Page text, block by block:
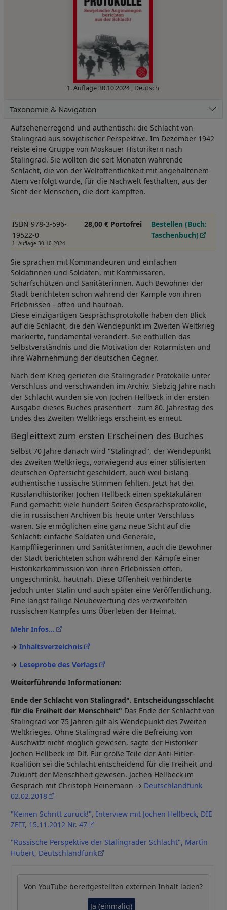
1. Auflage30.10.2024 , Deutsch
Taxonomie & Navigation
Aufsehenerregend und authentisch: die Schlacht von
Stalingrad aus sowjetischer Perspektive. Im Dezember 1942
reiste eine Gruppe von Moskauer Historikern nach
Stalingrad. Sie wollten die seit Monaten währende
Schlacht, die von der Weltöffentlichkeit mit angehaltenem
Atem verfolgt wurde, für die Nachwelt festhalten, aus der
Sicht der Menschen, die dort kämpften.
ISBN 978-3-596-
19522-0
1. Auflage 30.10.2024
28,00 € Portofrei
Bestellen (Buch:
Taschenbuch)
Sie sprachen mit Kommandeuren und einfachen
Soldatinnen und Soldaten, mit Kommissaren,
Scharfschützen und Sanitäterinnen. Auch Bewohner der
Stadt berichteten schon während der Kämpfe von ihren
Erlebnissen - offen und hautnah.
Diese einzigartigen Gesprächsprotokolle haben den Blick
auf die Schlacht, die den Wendepunkt im Zweiten Weltkrieg
markierte, fundamental verändert. Sie enthüllen das
Selbstverständnis und die Motivation der Rotarmisten und
ihre Wahrnehmung der deutschen Gegner.
Nach dem Krieg gerieten die Stalingrader Protokolle unter
Verschluss und verschwanden im Archiv. Siebzig Jahre nach
der Schlacht wurden sie von Jochen Hellbeck in der ersten
Ausgabe dieses Buches präsentiert - zum 80. Jahrestag des
Endes des Zweiten Weltkriegs erscheint es erneut.
Begleittext zum ersten Erscheinen des Buches
Selbst 70 Jahre danach wird "Stalingrad", der Wendepunkt
des Zweiten Weltkriegs, vorwiegend aus einer stilisierten
deutschen Opfersicht geschildert, auch weil bislang
authentische russische Stimmen fehlten. Jetzt hat der
Russlandhistoriker Jochen Hellbeck einen spektakulären
Fund gemacht: viele hundert Seiten Gesprächsprotokolle,
die in russischen Archiven bis heute unter Verschluss
waren. Sie ermöglichen eine ganz neue Sicht auf die
Schlacht: einfache Soldaten und Generäle,
Kampffliegerinnen und Sanitäterinnen, auch die Bewohner
der Stadt berichteten schon während der Kämpfe einer
Historikerkommission von ihren Erlebnissen offen,
ungeschminkt, hautnah. Diese Offenheit verhinderte
jedoch unter Stalin und auch später eine Veröffentlichung.
Eine längst fällige Neubewertung des verzweifelten
russischen Kampfes ums Überleben der Heimat.
Mehr Infos...
Inhaltsverzeichnis
Leseprobe des Verlags
Weiterführende Informationen:
Ende der Schlacht von Stalingrad". Entscheidungsschlacht
für die Freiheit der Menschheit" Das Ende der Schlacht von
Stalingrad vor 75 Jahren gilt als Wendepunkt des Zweiten
Weltkrieges. Ohne Stalingrad wäre die Befreiung von
Auschwitz nicht möglich gewesen, sagte der Historiker
Jochen Hellbeck im Dlf. Für große Teile der Anti-Hitler-
Koalition sei die Schlacht entscheidend für die Freiheit und
Zukunft der Menschheit gewesen. Jochen Hellbeck im
Gespräch mit Christoph Heinemann → Deutschlandfunk
02.02.2018
"Keinen Schritt zurück!", Interview mit Jochen Hellbeck, DIE
ZEIT, 15.11.2012 Nr. 47
"Russische Perspektive der Stalingrader Schlacht", Martin
Hubert, Deutschlandfunk
Von YouTube bereitgestellten externen Inhalt laden?
Ja (einmalig)